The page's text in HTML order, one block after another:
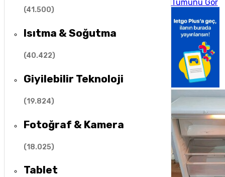
(41.500)
Isıtma & Soğutma
(40.422)
Giyilebilir Teknoloji
(19.824)
Fotoğraf & Kamera
(18.025)
Tablet
Tümünü Gör